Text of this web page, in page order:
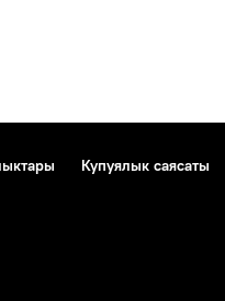
Купуялык саясаты